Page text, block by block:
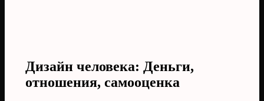
Дизайн человека: Деньги,
отношения, самооценка